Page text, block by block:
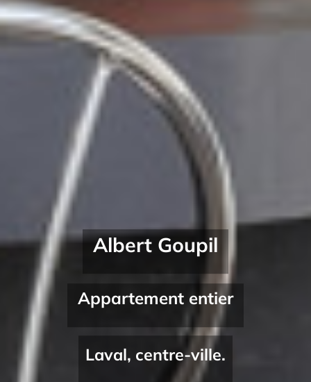
Albert Goupil
Appartement entier
Laval, centre-ville.